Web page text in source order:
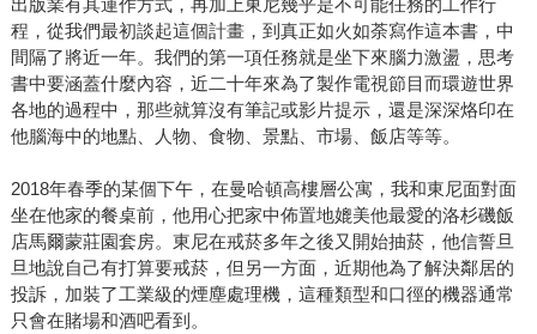
出版業有其運作方式，再加上東尼幾乎是不可能任務的工作行
程，從我們最初談起這個計畫，到真正如火如荼寫作這本書，中
間隔了將近一年。我們的第一項任務就是坐下來腦力激盪，思考
書中要涵蓋什麼內容，近二十年來為了製作電視節目而環遊世界
各地的過程中，那些就算沒有筆記或影片提示，還是深深烙印在
他腦海中的地點、人物、食物、景點、市場、飯店等等。
2018年春季的某個下午，在曼哈頓高樓層公寓，我和東尼面對面
坐在他家的餐桌前，他用心把家中佈置地媲美他最愛的洛杉磯飯
店馬爾蒙莊園套房。東尼在戒菸多年之後又開始抽菸，他信誓旦
旦地說自己有打算要戒菸，但另一方面，近期他為了解決鄰居的
投訴，加裝了工業級的煙塵處理機，這種類型和口徑的機器通常
只會在賭場和酒吧看到。